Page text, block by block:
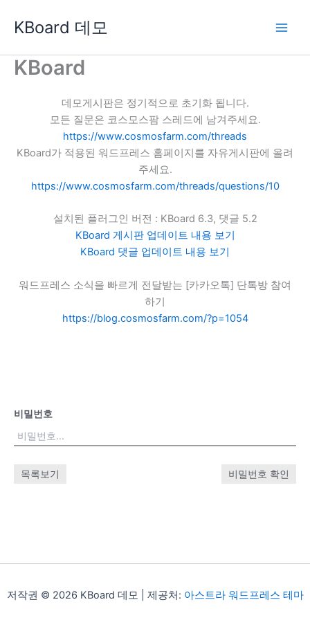
로
KBoard 데모
KBoard
데모게시판은 정기적으로 초기화 됩니다.
모든 질문은 코스모스팜 스레드에 남겨주세요.
https://www.cosmosfarm.com/threads
KBoard가 적용된 워드프레스 홈페이지를 자유게시판에 올려
주세요.
https://www.cosmosfarm.com/threads/questions/10
설치된 플러그인 버전 : KBoard 6.3, 댓글 5.2
KBoard 게시판 업데이트 내용 보기
KBoard 댓글 업데이트 내용 보기
워드프레스 소식을 빠르게 전달받는 [카카오톡] 단톡방 참여
하기
https://blog.cosmosfarm.com/?p=1054
비밀번호
목록보기 비밀번호 확인
저작권 © 2026 KBoard 데모 | 제공처: 아스트라 워드프레스 테마